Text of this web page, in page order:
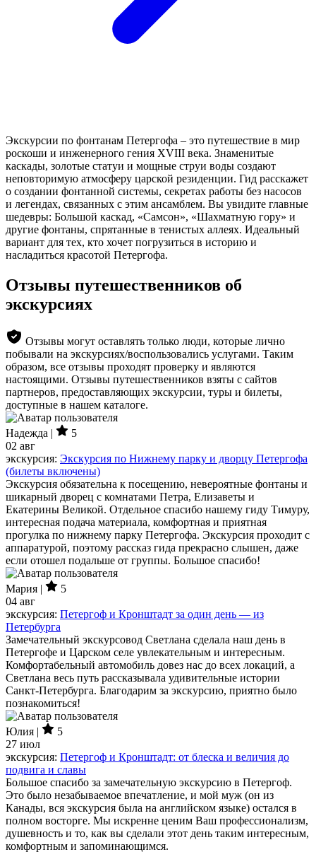
Экскурсии по фонтанам Петергофа – это путешествие в мир
роскоши и инженерного гения XVIII века. Знаменитые
каскады, золотые статуи и мощные струи воды создают
неповторимую атмосферу царской резиденции. Гид расскажет
о создании фонтанной системы, секретах работы без насосов
и легендах, связанных с этим ансамблем. Вы увидите главные
шедевры: Большой каскад, «Самсон», «Шахматную гору» и
другие фонтаны, спрятанные в тенистых аллеях. Идеальный
вариант для тех, кто хочет погрузиться в историю и
насладиться красотой Петергофа.
Отзывы путешественников об
экскурсиях
Отзывы могут оставлять только люди, которые лично
побывали на экскурсиях/воспользовались услугами. Таким
образом, все отзывы проходят проверку и являются
настоящими. Отзывы путешественников взяты с сайтов
партнеров, предоставляющих экскурсии, туры и билеты,
доступные в нашем каталоге.
Надежда |
5
02 авг
экскурсия: Экскурсия по Нижнему парку и дворцу Петергофа
(билеты включены)
Экскурсия обязательна к посещению, невероятные фонтаны и
шикарный дворец с комнатами Петра, Елизаветы и
Екатерины Великой. Отдельное спасибо нашему гиду Тимуру,
интересная подача материала, комфортная и приятная
прогулка по нижнему парку Петергофа. Экскурсия проходит с
аппаратурой, поэтому рассказ гида прекрасно слышен, даже
если отошел подальше от группы. Большое спасибо!
Мария |
5
04 авг
экскурсия: Петергоф и Кронштадт за один день — из
Петербурга
Замечательный экскурсовод Светлана сделала наш день в
Петергофе и Царском селе увлекательным и интересным.
Комфортабельный автомобиль довез нас до всех локаций, а
Светлана весь путь рассказывала удивительные истории
Санкт-Петербурга. Благодарим за экскурсию, приятно было
познакомиться!
Юлия |
5
27 июл
экскурсия: Петергоф и Кронштадт: от блеска и величия до
подвига и славы
Большое спасибо за замечательную экскурсию в Петергоф.
Это было незабываемое впечатление, и мой муж (он из
Канады, вся экскурсия была на английском языке) остался в
полном восторге. Мы искренне ценим Ваш профессионализм,
душевность и то, как вы сделали этот день таким интересным,
комфортным и запоминающимся.